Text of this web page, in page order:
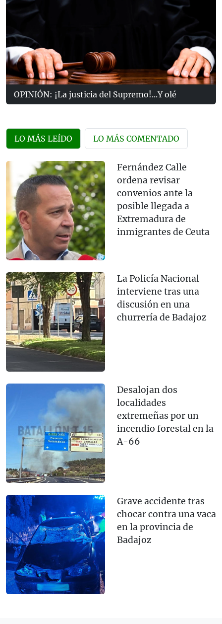
OPINIÓN: ¡La justicia del Supremo!...Y olé
LO MÁS LEÍDO LO MÁS COMENTADO
Fernández Calle
ordena revisar
convenios ante la
posible llegada a
Extremadura de
inmigrantes de Ceuta
La Policía Nacional
interviene tras una
discusión en una
churrería de Badajoz
Desalojan dos
localidades
extremeñas por un
incendio forestal en la
A-66
Grave accidente tras
chocar contra una vaca
en la provincia de
Badajoz